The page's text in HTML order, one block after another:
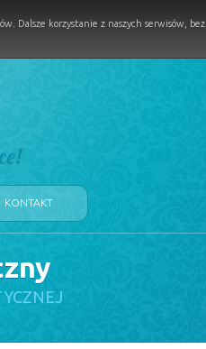
KONTAKT
Dalsze korzystanie z naszych serwisów, bez